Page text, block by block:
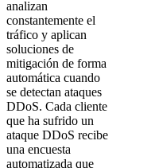
analizan
constantemente el
tráfico y aplican
soluciones de
mitigación de forma
automática cuando
se detectan ataques
DDoS. Cada cliente
que ha sufrido un
ataque DDoS recibe
una encuesta
automatizada que